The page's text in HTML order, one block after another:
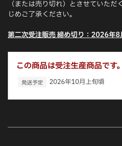
（または売り切れ）とさせていただ
じめご了承ください。
第二次受注販売 締め切り：2026年
この商品は受注生産商品です。
発送予定 2026年10月上旬頃